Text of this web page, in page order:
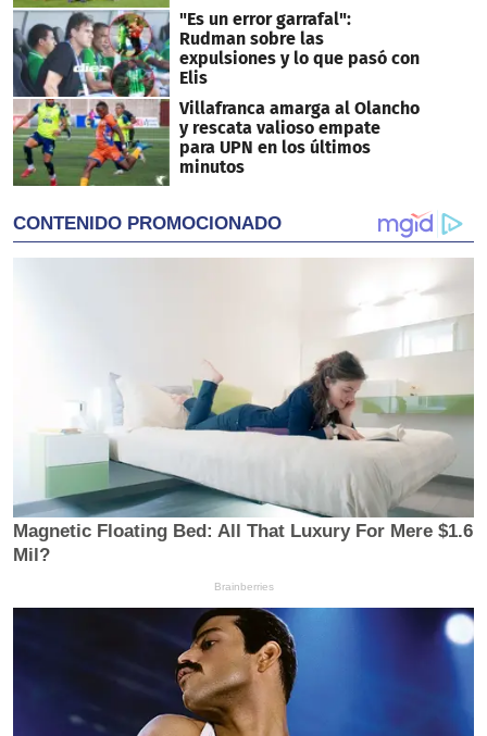
"Es un error garrafal":
Rudman sobre las
expulsiones y lo que pasó con
Elis
Villafranca amarga al Olancho
y rescata valioso empate
para UPN en los últimos
minutos